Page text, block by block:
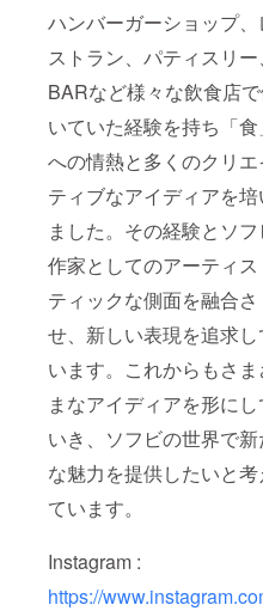
ハンバーガーショップ、
ストラン、パティスリー、
BARなど様々な飲食店
いていた経験を持ち「食
への情熱と多くのクリエ
ティブなアイディアを培
ました。その経験とソ
作家としてのアーティス
ティックな側面を融合さ
せ、新しい表現を追求し
います。これからもさ
まなアイディアを形にし
いき、ソフビの世界で新
な魅力を提供したいと考
ています。
Instagram :
https://